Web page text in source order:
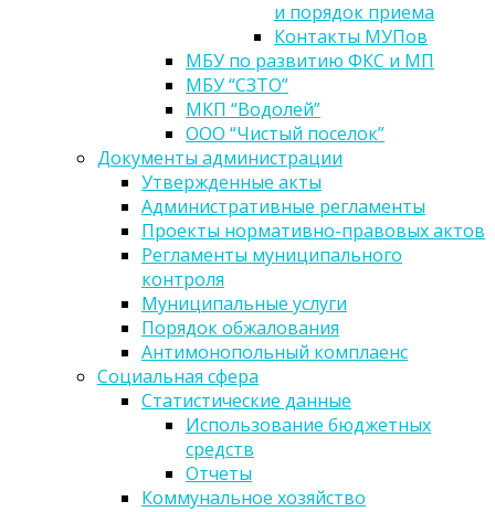
и порядок приема
Контакты МУПов
МБУ по развитию ФКС и МП
МБУ “СЗТО”
МКП “Водолей”
ООО “Чистый поселок”
Документы администрации
Утвержденные акты
Административные регламенты
Проекты нормативно-правовых актов
Регламенты муниципального
контроля
Муниципальные услуги
Порядок обжалования
Антимонопольный комплаенс
Социальная сфера
Статистические данные
Использование бюджетных
средств
Отчеты
Коммунальное хозяйство